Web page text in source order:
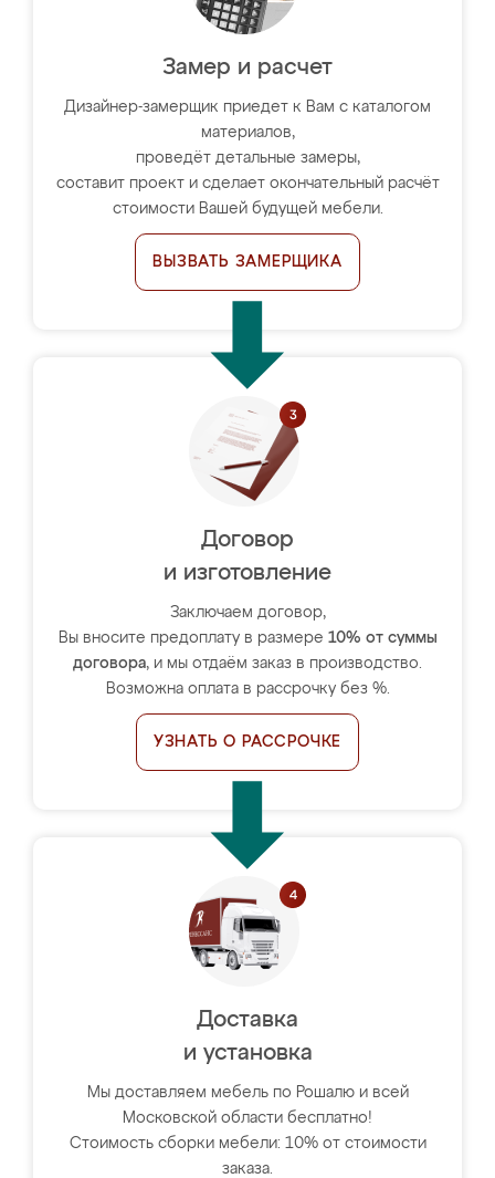
Замер и расчет
Дизайнер-замерщик приедет к Вам с каталогом
материалов,
проведёт детальные замеры,
составит проект и сделает окончательный расчёт
стоимости Вашей будущей мебели.
ВЫЗВАТЬ ЗАМЕРЩИКА
Договор
и изготовление
Заключаем договор,
Вы вносите предоплату в размере 10% от суммы
договора, и мы отдаём заказ в производство.
Возможна оплата в рассрочку без %.
УЗНАТЬ О РАССРОЧКЕ
Доставка
и установка
Мы доставляем мебель по Рошалю и всей
Московской области бесплатно!
Стоимость сборки мебели: 10% от стоимости
заказа.